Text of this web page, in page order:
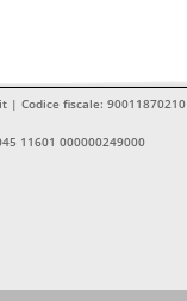
| Codice fiscale: 90011870210
11601 000000249000